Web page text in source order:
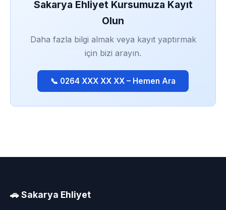
Sakarya Ehliyet Kursumuza Kayıt
Olun
Daha fazla bilgi almak veya kayıt yaptırmak
için bizi arayın.
📞 0264 XXX XX XX – Hemen Ara
🚗 Sakarya Ehliyet